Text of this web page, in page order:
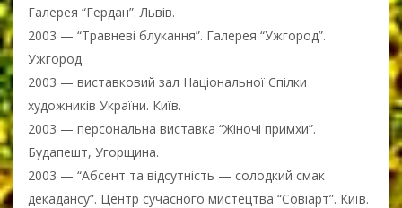
Галерея “Гердан”. Львів.
2003 — “Травневі блукання”. Галерея “Ужгород”.
Ужгород.
2003 — виставковий зал Національної Спілки
художників України. Київ.
2003 — персональна виставка “Жіночі примхи”.
Будапешт, Угорщина.
2003 — “Абсент та відсутність — солодкий смак
декадансу”. Центр сучасного мистецтва “Совіарт”. Київ.